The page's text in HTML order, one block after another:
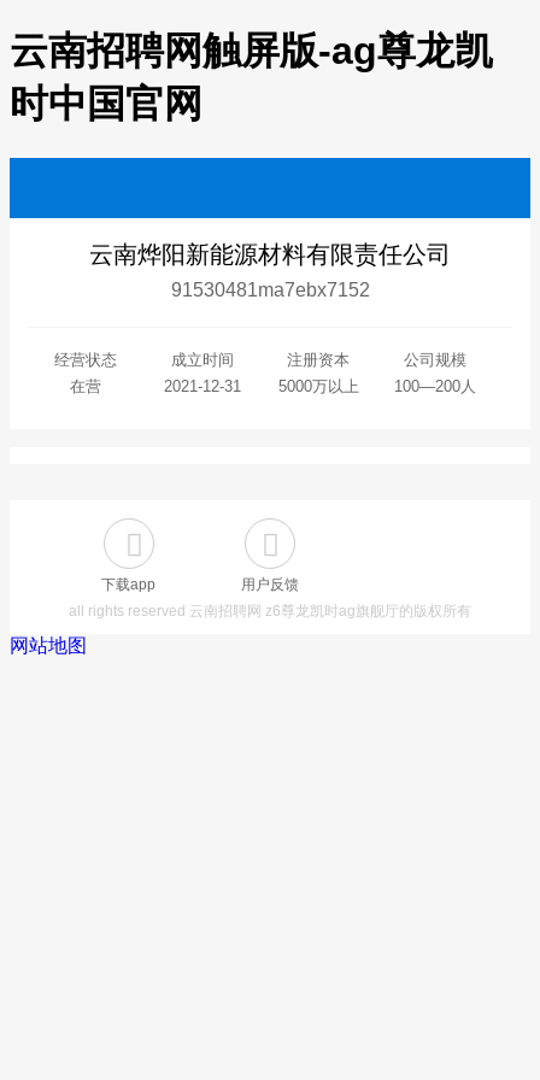
云南招聘网触屏版-ag尊龙凯
时中国官网
云南烨阳新能源材料有限责任公司
91530481ma7ebx7152
经营状态
在营
成立时间
2021-12-31
注册资本
5000万以上
公司规模
100—200人
下载app
用户反馈
all rights reserved 云南招聘网 z6尊龙凯时ag旗舰厅的版权所有
网站地图